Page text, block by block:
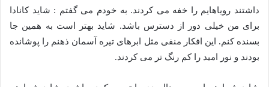
داشتند رویاهایم را خفه می کردند. به خودم می گفتم : شاید کانادا
برای من خیلی دور از دسترس باشد. شاید بهتر است به همین جا
بسنده کنم. این افکار منفی مثل ابرهای تیره آسمان ذهنم را پوشانده
بودند و نور امید را کم رنگ تر می کردند.